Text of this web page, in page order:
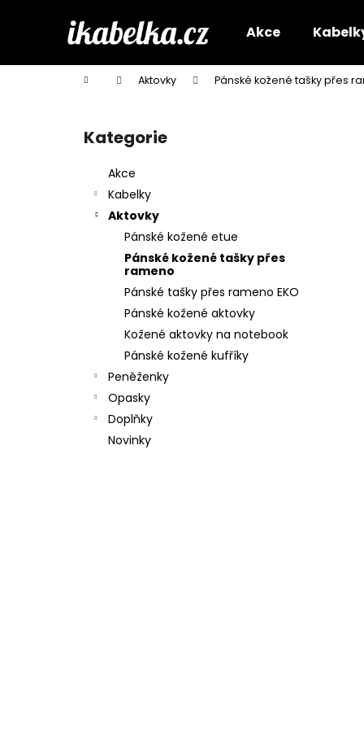
Akce
Domů Aktovky Pánské kožené tašky přes
Přeskočit
kategorie
Kategorie
Akce
Kabelky
Aktovky
Pánské kožené etue
Pánské kožené tašky přes
rameno
Pánské tašky přes rameno EKO
Pánské kožené aktovky
Kožené aktovky na notebook
Pánské kožené kufříky
Peněženky
Opasky
Doplňky
Novinky
í
Zpět
do
Zpět
do